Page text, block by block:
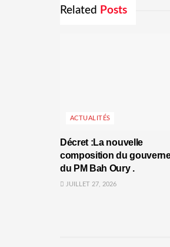
Related Posts
ACTUALITÉS
Décret :La nouvelle
composition du
du PM Bah Oury .
JUILLET 27, 2026